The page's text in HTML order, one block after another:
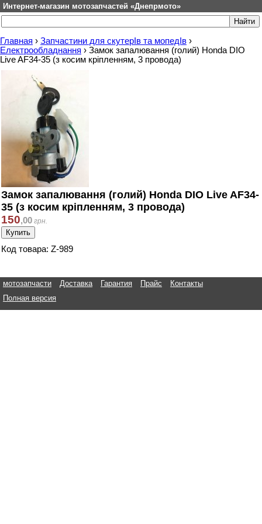
Интернет-магазин мотозапчастей «Днепрмото»
Главная › Запчастини для скутерІв та мопедІв ›
Електрообладнання › Замок запалювання (голий) Honda DIO
Live AF34-35 (з косим кріпленням, 3 провода)
Замок запалювання (голий) Honda DIO Live AF34-
35 (з косим кріпленням, 3 провода)
150,00 грн.
Код товара: Z-989
мотозапчасти Доставка Гарантия Прайс
Контакты
Полная версия